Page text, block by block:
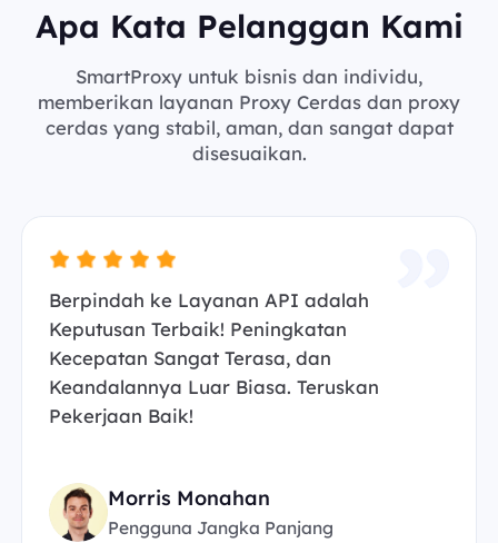
Apa Kata Pelanggan Kami
SmartProxy untuk bisnis dan individu,
memberikan layanan Proxy Cerdas dan proxy
cerdas yang stabil, aman, dan sangat dapat
disesuaikan.
Berpindah ke Layanan API adalah
Keputusan Terbaik! Peningkatan
Kecepatan Sangat Terasa, dan
Keandalannya Luar Biasa. Teruskan
Pekerjaan Baik!
Morris Monahan
Pengguna Jangka Panjang